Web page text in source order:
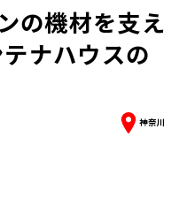
の機材を支え
ナハウスの
神奈川